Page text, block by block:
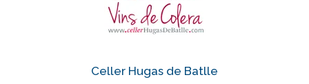
Celler Hugas de Batlle